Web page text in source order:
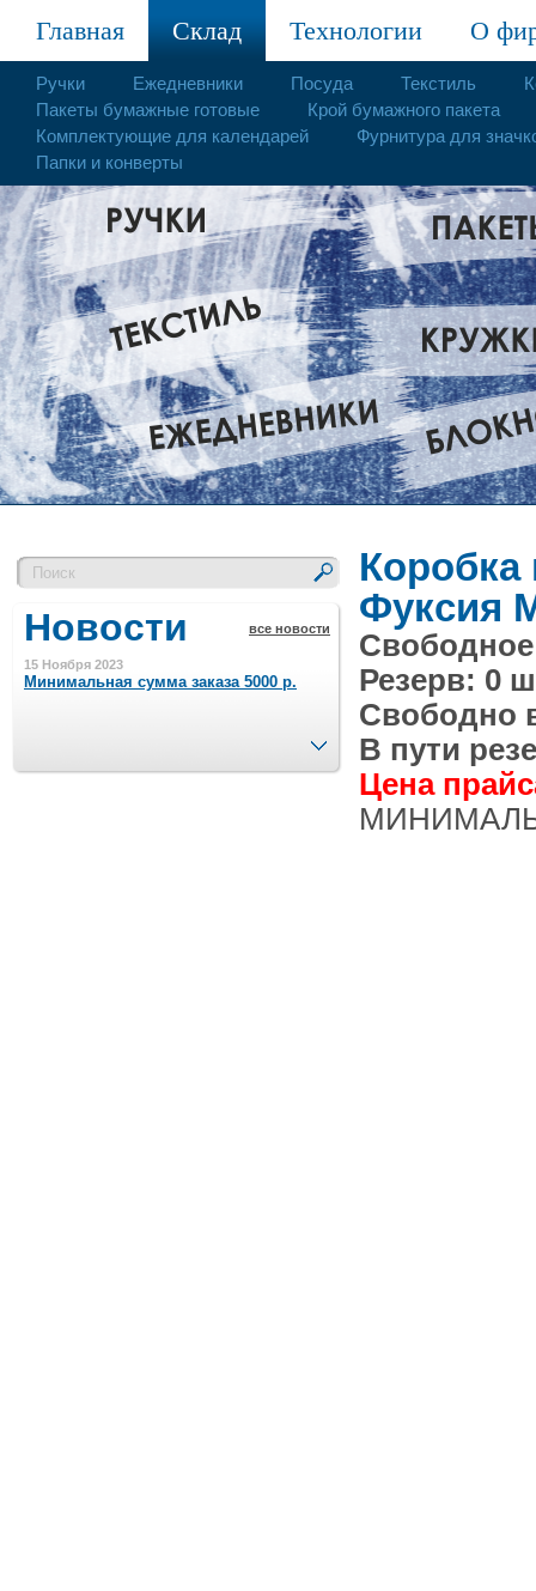
Главная Склад Технологии О
Ручки Ежедневники Посуда Текстиль
Пакеты бумажные готовые
Крой бумажного пакета
Комплектующие для календарей
Фурнитура для
Папки и конверты
Новости все новости
15 Ноября 2023
Минимальная сумма заказа 5000 р.
Шляпные коробочки производим
След.
Фуксия
Резерв: 0
Свободно
В пути
Цена